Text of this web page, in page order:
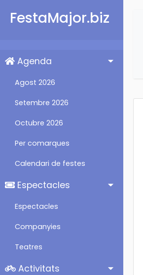
FestaMajor.biz
Agenda
Agost 2026
Setembre 2026
Octubre 2026
Per comarques
Calendari de festes
Espectacles
Espectacles
Companyies
Teatres
Activitats